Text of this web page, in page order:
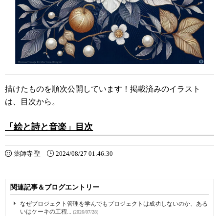
描けたものを順次公開しています！掲載済みのイラスト
は、目次から。
「絵と詩と音楽」目次
薬師寺 聖 2024/08/27 01:46:30
関連記事＆ブログエントリー
なぜプロジェクト管理を学んでもプロジェクトは成功しないのか、ある
いはケーキの工程... (2026/07/28)